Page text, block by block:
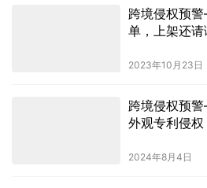
跨境侵权预
单，上架还请
2023年10月23日
跨境侵权预
外观专利侵权
2024年8月4日